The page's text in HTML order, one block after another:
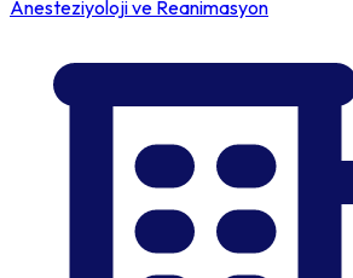
Anesteziyoloji ve Reanimasyon